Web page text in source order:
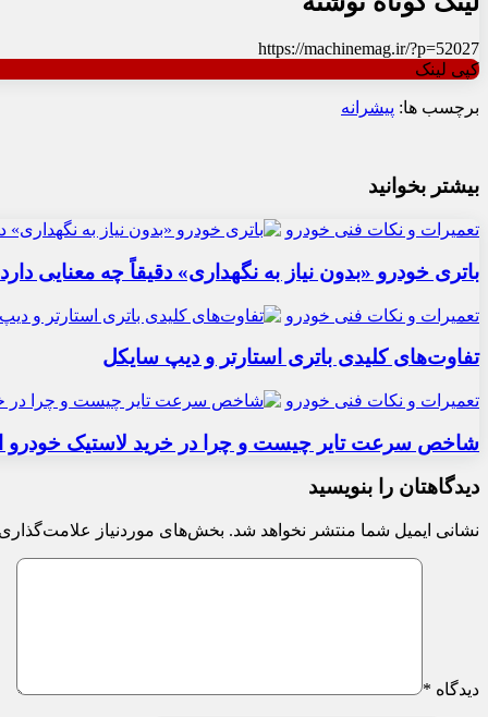
https://machinemag.ir/?p=52027
کپی لینک
برچسب ها: پیشرانه
بیشتر بخوانید
تعمیرات و نکات فنی خودرو
باتری خودرو «بدون نیاز به نگهداری» دقیقاً چه معنایی
تعمیرات و نکات فنی خودرو
تفاوت‌های کلیدی باتری استارتر و دیپ سایکل
تعمیرات و نکات فنی خودرو
شاخص سرعت تایر چیست و چرا در خرید لاستیک خودرو
دیدگاهتان را بنویسید
نشانی ایمیل شما منتشر نخواهد شد. بخش‌های موردنیاز
دیدگاه *